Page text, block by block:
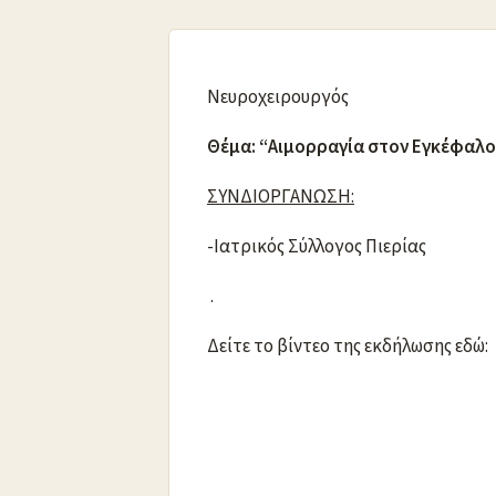
Νευροχειρουργός
Θέμα: “Αιμορραγία στον
ΣΥΝΔΙΟΡΓΑΝΩΣΗ:
-Ιατρικός Σύλλογος Πιερίας
.
Δείτε το βίντεο της εκδήλωσης εδώ: